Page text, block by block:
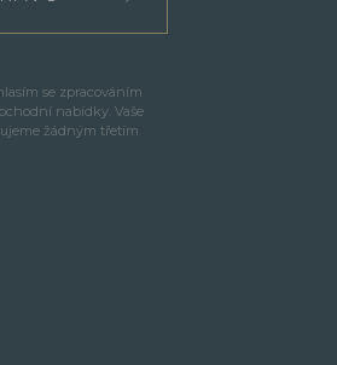
se zpracováním
nabídky. Vaše
žádným třetím